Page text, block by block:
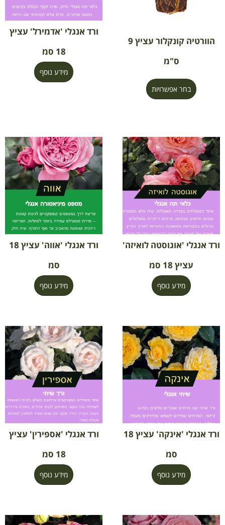
הוורטיה קונקלור עציץ 9
ס"מ
בחר אפשרויות
ורד אנגלי 'אדמירל' עציץ
18 סמ
מידע נוסף
ורד אנגלי 'אוגוסטה לואיזה'
עציץ 18 סמ
מידע נוסף
ורד אנגלי 'אווה' עציץ 18
סמ
מידע נוסף
ורד אנגלי 'אינקה' עציץ 18
סמ
מידע נוסף
ורד אנגלי 'אספירין' עציץ
18 סמ
מידע נוסף